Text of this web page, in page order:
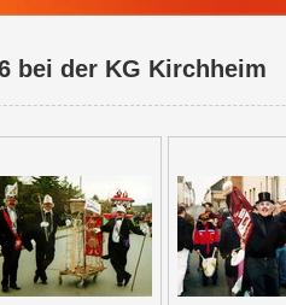
bei der KG Kirchheim